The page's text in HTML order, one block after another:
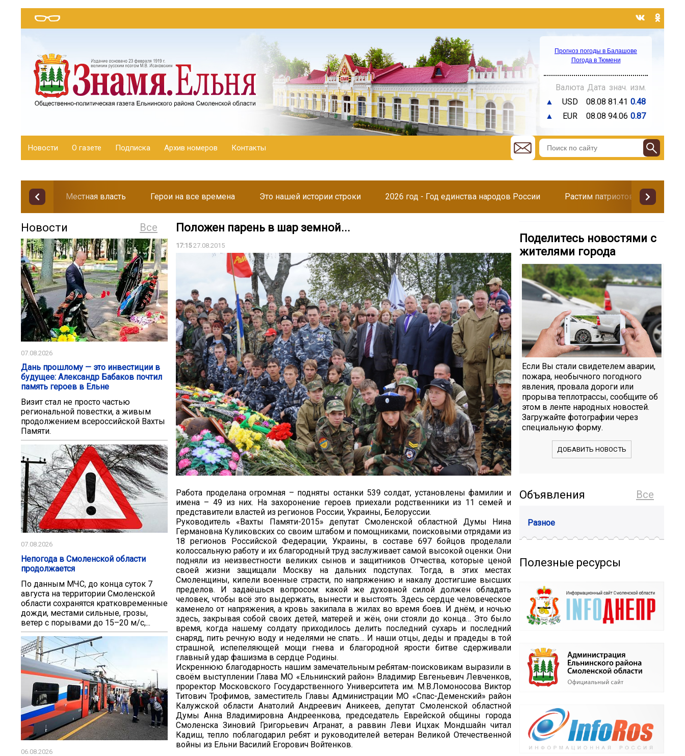
Прогноз погоды в Балашове
Погода в Тюмени
Валюта Дата знач. изм.
▲
USD 08.08 81.41 0.48
▲
EUR 08.08 94.06 0.87
Новости О газете Подписка Архив номеров Контакты
Местная власть Герои на все времена Это нашей истории строки 2026 год - Год единства народов России Растим патриотов
Все
Новости
07.08.2026
Дань прошлому — это инвестиции в
будущее: Александр Бабаков почтил
память героев в Ельне
Визит стал не просто частью
региональной повестки, а живым
продолжением всероссийской Вахты
Памяти.
07.08.2026
Непогода в Смоленской области
продолжается
По данным МЧС, до конца суток 7
августа на территории Смоленской
области сохранятся кратковременные
дожди, местами сильные, грозы,
ветер с порывами до 15–20 м/с,...
06.08.2026
Положен парень в шар земной...
17:1527.08.2015
Работа проделана огромная – подняты останки 539 солдат, установлены фамилии и
имена – 49 из них. На захоронение героев приехали родственники из 11 семей и
представители властей из регионов России, Украины, Белоруссии.
Руководитель «Вахты Памяти-2015» депутат Смоленской областной Думы Нина
Германовна Куликовских со своим штабом и помощниками, поисковыми отрядами из
18 регионов Российской Федерации, Украины, в составе 697 бойцов проделали
колоссальную работу и их благородный труд заслуживает самой высокой оценки. Они
подняли из неизвестности великих сынов и защитников Отчества, которые ценой
своей жизни защищали Москву на дальних подступах. Тогда, в этих местах
Смоленщины, кипели военные страсти, по напряжению и накалу достигшие высших
пределов. И задаёшься вопросом: какой же духовной силой должен обладать
человек, чтобы всё это выдержать, вынести и выстоять. Здесь сердце человеческое
каменело от напряжения, а кровь закипала в жилах во время боев. И днём, и ночью
здесь, закрывая собой своих детей, матерей и жён, они стояли до конца… Это было
время, когда нашему солдату приходилось делить последний сухарь и последний
снаряд, пить речную воду и неделями не спать… И наши отцы, деды и прадеды в той
страшной, испепеляющей мощи гнева и благородной ярости битве сдерживали
главный удар фашизма в сердце Родины.
Искреннюю благодарность нашим замечательным ребятам-поисковикам выразили в
своём выступлении Глава МО «Ельнинский район» Владимир Евгеньевич Левченков,
проректор Московского Государственного Университета им. М.В.Ломоносова Виктор
Титович Трофимов, заместитель Главы Администрации МО «Спас-Деменский» район
Калужской области Анатолий Андреевич Аникеев, депутат Смоленской областной
Думы Анна Владимировна Андреенкова, председатель Еврейской общины города
Смоленска Зиновий Григорьевич Агранат, а раввин Леви Ицхак Мондшайн читал
Кадиш, тепло поблагодарил ребят и руководителей ветеран Великой Отечественной
войны из Ельни Василий Егорович Войтенков.
Поделитесь новостями с
жителями города
Если Вы стали свидетелем аварии,
пожара, необычного погодного
явления, провала дороги или
прорыва теплотрассы, сообщите об
этом в ленте народных новостей.
Загружайте фотографии через
специальную форму.
ДОБАВИТЬ НОВОСТЬ
Все
Объявления
Разное
Полезные ресурсы